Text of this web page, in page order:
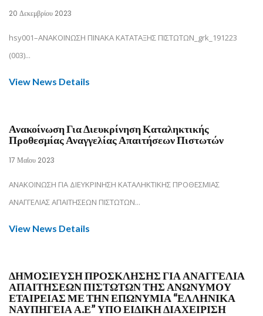
20 Δεκεμβρίου 2023
hsy001–ΑΝΑΚΟΙΝΩΣΗ ΠΙΝΑΚΑ ΚΑΤΑΤΑΞΗΣ ΠΙΣΤΩΤΩΝ_grk_191223
(003)...
View News Details
Ανακοίνωση Για Διευκρίνηση Καταληκτικής
Προθεσμίας Αναγγελίας Απαιτήσεων Πιστωτών
17 Μαΐου 2023
ΑΝΑΚΟΙΝΩΣΗ ΓΙΑ ΔΙΕΥΚΡΙΝΗΣΗ ΚΑΤΑΛΗΚΤΙΚΗΣ ΠΡΟΘΕΣΜΙΑΣ
ΑΝΑΓΓΕΛΙΑΣ ΑΠΑΙΤΗΣΕΩΝ ΠΙΣΤΩΤΩΝ...
View News Details
ΔΗΜΟΣΙΕΥΣΗ ΠΡΟΣΚΛΗΣΗΣ ΓΙΑ ΑΝΑΓΓΕΛΙΑ
ΑΠΑΙΤΗΣΕΩΝ ΠΙΣΤΩΤΩΝ ΤΗΣ ΑΝΩΝΥΜΟΥ
ΕΤΑΙΡΕΙΑΣ ΜΕ ΤΗΝ ΕΠΩΝΥΜΙΑ “ΕΛΛΗΝΙΚΑ
ΝΑΥΠΗΓΕΙΑ Α.Ε” ΥΠΟ ΕΙΔΙΚΗ ΔΙΑΧΕΙΡΙΣΗ